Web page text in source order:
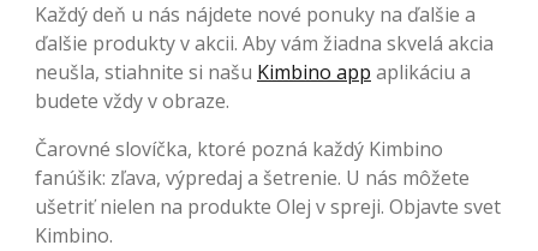
Každý deň u nás nájdete nové ponuky na ďalšie a
ďalšie produkty v akcii. Aby vám žiadna skvelá akcia
neušla, stiahnite si našu Kimbino app aplikáciu a
budete vždy v obraze.
Čarovné slovíčka, ktoré pozná každý Kimbino
fanúšik: zľava, výpredaj a šetrenie. U nás môžete
ušetriť nielen na produkte Olej v spreji. Objavte svet
Kimbino.